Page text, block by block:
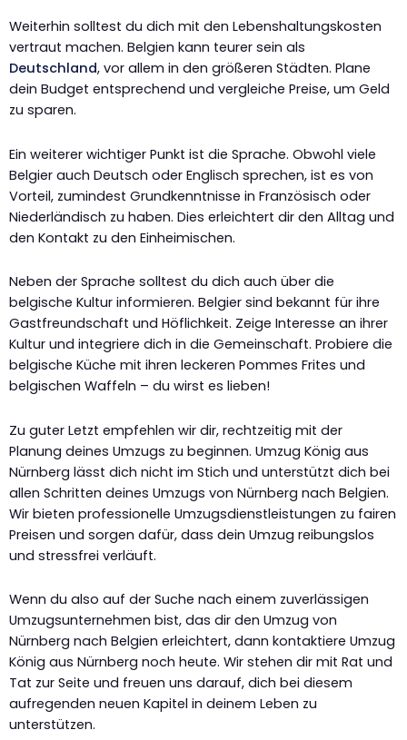
Weiterhin solltest du dich mit den Lebenshaltungskosten
vertraut machen. Belgien kann teurer sein als
Deutschland, vor allem in den größeren Städten. Plane
dein Budget entsprechend und vergleiche Preise, um Geld
zu sparen.
Ein weiterer wichtiger Punkt ist die Sprache. Obwohl viele
Belgier auch Deutsch oder Englisch sprechen, ist es von
Vorteil, zumindest Grundkenntnisse in Französisch oder
Niederländisch zu haben. Dies erleichtert dir den Alltag und
den Kontakt zu den Einheimischen.
Neben der Sprache solltest du dich auch über die
belgische Kultur informieren. Belgier sind bekannt für ihre
Gastfreundschaft und Höflichkeit. Zeige Interesse an ihrer
Kultur und integriere dich in die Gemeinschaft. Probiere die
belgische Küche mit ihren leckeren Pommes Frites und
belgischen Waffeln – du wirst es lieben!
Zu guter Letzt empfehlen wir dir, rechtzeitig mit der
Planung deines Umzugs zu beginnen. Umzug König aus
Nürnberg lässt dich nicht im Stich und unterstützt dich bei
allen Schritten deines Umzugs von Nürnberg nach Belgien.
Wir bieten professionelle Umzugsdienstleistungen zu fairen
Preisen und sorgen dafür, dass dein Umzug reibungslos
und stressfrei verläuft.
Wenn du also auf der Suche nach einem zuverlässigen
Umzugsunternehmen bist, das dir den Umzug von
Nürnberg nach Belgien erleichtert, dann kontaktiere Umzug
König aus Nürnberg noch heute. Wir stehen dir mit Rat und
Tat zur Seite und freuen uns darauf, dich bei diesem
aufregenden neuen Kapitel in deinem Leben zu
unterstützen.